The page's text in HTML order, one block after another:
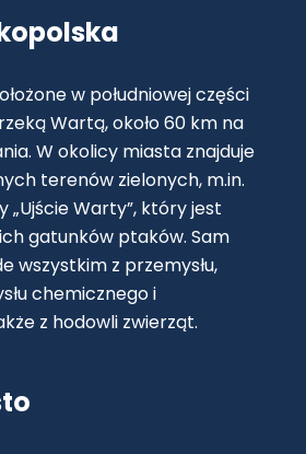
w południowej części
Wartą, około 60 km na
W okolicy miasta znajduje
terenów zielonych, m.in.
„Ujście Warty”, który jest
gatunków ptaków. Sam
wszystkim z przemysłu,
chemicznego i
z hodowli zwierząt.